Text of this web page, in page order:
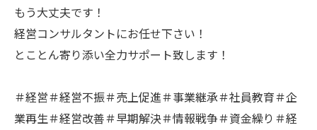
もう大丈夫です！
経営コンサルタントにお任せ下さい！
とことん寄り添い全力サポート致します！
＃経営＃経営不振＃売上促進＃事業継承＃社員教育＃企
業再生＃経営改善＃早期解決＃情報戦争＃資金繰り＃経